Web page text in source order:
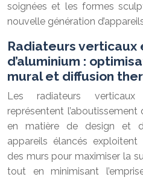
soignées et les formes
nouvelle génération
Radiateurs verticaux
d’aluminium :
mural et diffusion
Les radiateurs
représentent
en matière de design et
appareils élancés
des murs pour maximiser la
tout en minimisant